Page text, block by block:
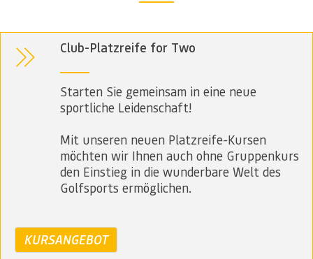
Club-Platzreife for Two
Starten Sie gemeinsam in eine neue
sportliche Leidenschaft!
Mit unseren neuen Platzreife-Kursen
möchten wir Ihnen auch ohne Gruppenkurs
den Einstieg in die wunderbare Welt des
Golfsports ermöglichen.
KURSANGEBOT